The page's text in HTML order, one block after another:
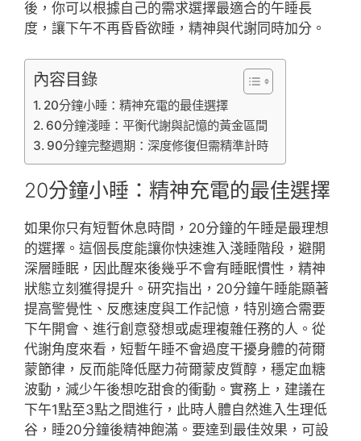
後，你可以根據自己的需求選擇最適合的午睡長
度，讓下午不再昏昏欲睡，精神與代謝同時加分。
內容目錄
20分鐘小睡：精神充電的最佳選擇
60分鐘淺睡：平衡代謝與記憶的黃金區間
90分鐘完整週期：深度修復但需精準計時
20分鐘小睡：精神充電的最佳選擇
如果你只有短暫休息時間，20分鐘的午睡是最理想
的選擇。這個長度能讓你快速進入淺睡階段，避開
深層睡眠，因此醒來後幾乎不會有睡眠慣性，精神
狀態立刻獲得提升。研究指出，20分鐘午睡能顯著
提高警覺性、反應速度與工作記憶，特別適合需要
下午開會、進行創意發想或處理複雜任務的人。從
代謝角度來看，短暫午睡不會過度干擾身體的荷爾
蒙節律，反而能降低壓力荷爾蒙皮質醇，穩定血糖
波動，減少午後想吃甜食的衝動。實務上，建議在
下午1點至3點之間進行，此時人體自然進入生理低
谷，睡20分鐘後精神飽滿。要達到最佳效果，可設